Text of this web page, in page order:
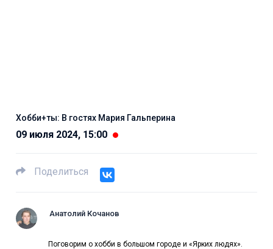
Хобби+ты: В гостях Мария Гальперина
09 июля 2024, 15:00
Поделиться
Анатолий Кочанов
Поговорим о хобби в большом городе и «Ярких людях».